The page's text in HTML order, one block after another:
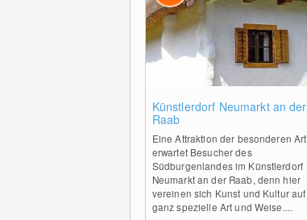
Künstlerdorf Neumarkt an der
Raab
Eine Attraktion der besonderen Art
erwartet Besucher des
Südburgenlandes im Künstlerdorf
Neumarkt an der Raab, denn hier
vereinen sich Kunst und Kultur auf
ganz spezielle Art und Weise....